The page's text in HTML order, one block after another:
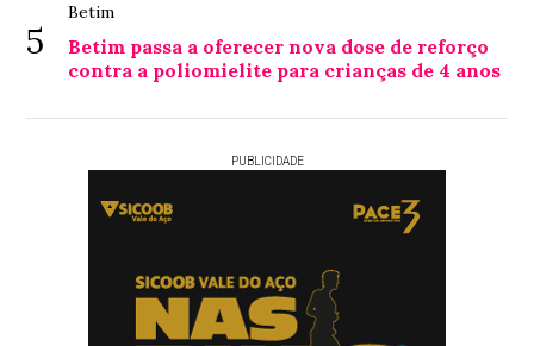
5
Betim
Betim passa a oferecer nova dose de reforço
contra a poliomielite para crianças de 4 anos
PUBLICIDADE